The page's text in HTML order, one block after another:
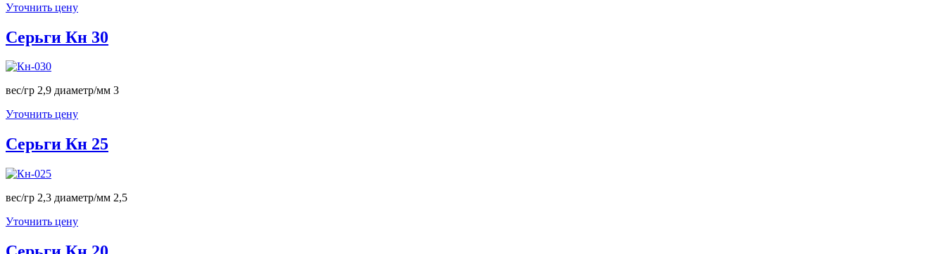
Уточнить цену
Серьги Кн 30
вес/гр 2,9 диаметр/мм 3
Уточнить цену
Серьги Кн 25
вес/гр 2,3 диаметр/мм 2,5
Уточнить цену